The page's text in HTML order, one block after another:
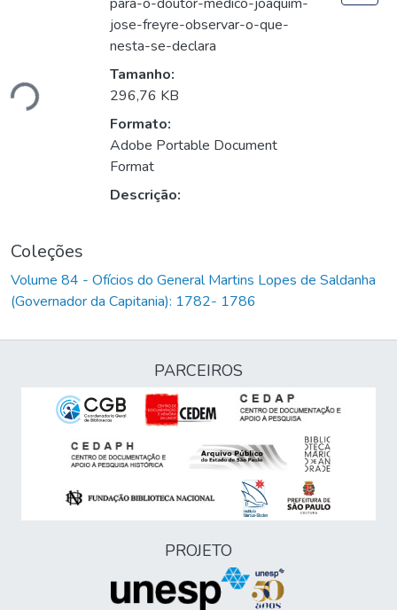
jose-freyre-observar-o-que-
nesta-se-declara
Tamanho:
296,76 KB
Formato:
Adobe Portable Document
Format
Descrição:
Coleções
Volume 84 - Ofícios do General Martins Lopes de Saldanha
(Governador da Capitania): 1782- 1786
PARCEIROS
PROJETO